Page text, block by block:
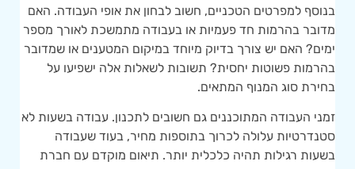
בנוסף למפרטים הטכניים, חשוב לבחון את אופי העבודה. האם
מדובר בהרמות חד פעמיות או בעבודה מתמשכת לאורך מספר
ימים? האם יש צורך בדיוק מיוחד במיקום המטענים או שמדובר
בהרמות פשוטות יחסית? תשובות לשאלות אלה ישפיעו על
בחירת סוג המנוף המתאים.
זמני העבודה המתוכננים גם חשובים לתכנון. עבודה בשעות לא
סטנדרטיות עלולה לכרוך בתוספות מחיר, בעוד שעבודה
בשעות רגילות תהיה כלכלית יותר. תיאום מוקדם עם חברת